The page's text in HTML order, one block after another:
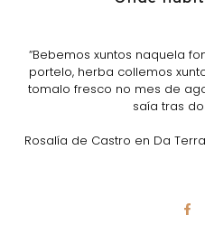
“Bebemos xuntos naquela
portelo, herba collemos
tomalo fresco no mes de
saía tras
Rosalía de Castro en Da